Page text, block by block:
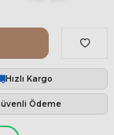
Hızlı Kargo
Ödeme